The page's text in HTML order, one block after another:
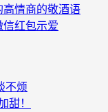
高情商的敬酒语
信红包示爱
不烦
甜！